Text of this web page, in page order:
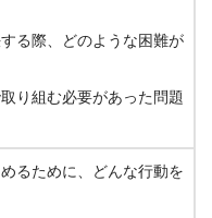
る際、どのような困難が
り組む必要があった問題
るために、どんな行動を